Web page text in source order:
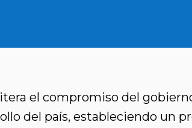
el compromiso del
del país, estableciendo un